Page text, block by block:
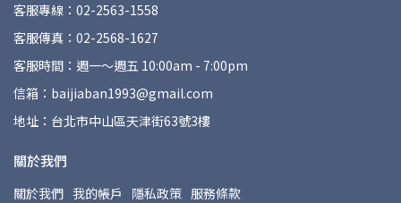
客服專線：02-2563-1558
客服傳真：02-2568-1627
客服時間：週一～週五 10:00am - 7:00pm
信箱：baijiaban1993@gmail.com
地址：台北市中山區天津街63號3樓
關於我們
關於我們 我的帳戶 隱私政策 服務條款